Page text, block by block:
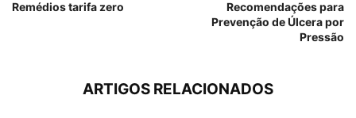
Remédios tarifa zero
Recomendações para
Prevenção de Úlcera por
Pressão
ARTIGOS RELACIONADOS